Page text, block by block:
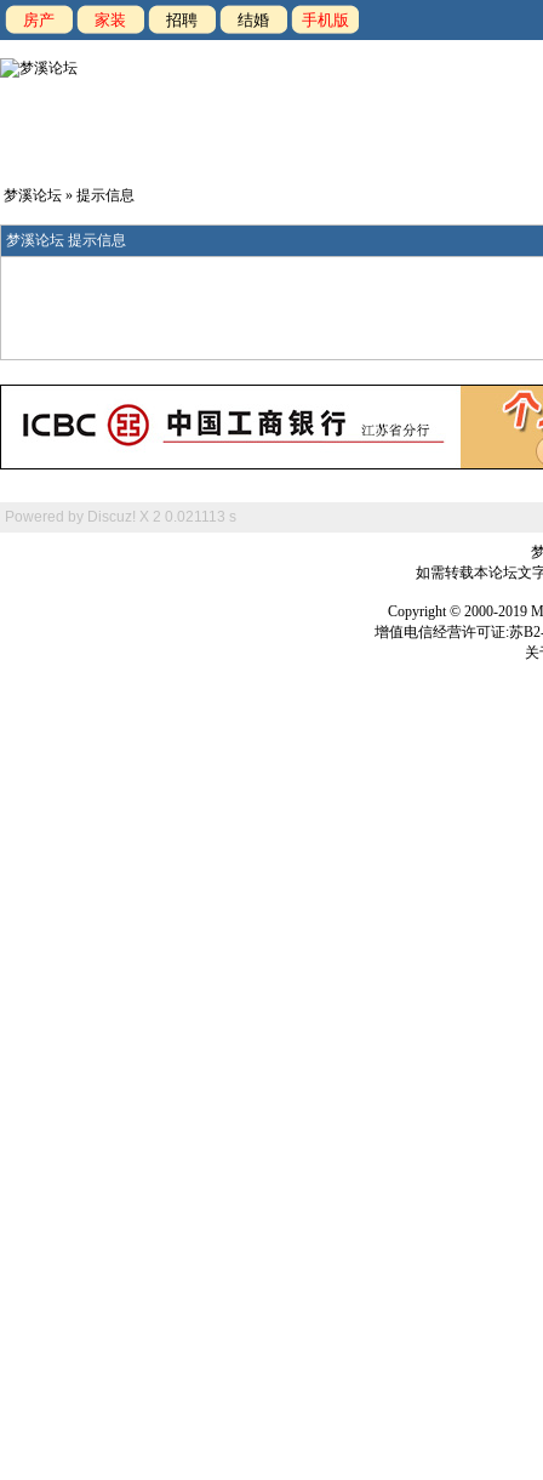
房产 家装 招聘 结婚 手机版
梦溪论坛 » 提示信息
梦溪论坛 提示信息
Powered by Discuz! X 2 0.021113 s
如需转载本论坛文
Copyright © 2000-2019
增值电信经营许可证:苏
关